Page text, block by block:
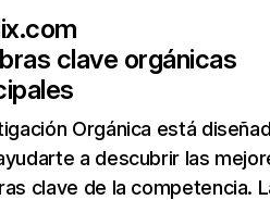
clave orgánicas
Orgánica está
a descubrir las
clave de la competencia.